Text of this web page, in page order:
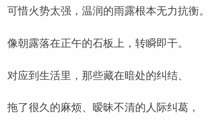
可惜火势太强，温润的雨露根本无力抗衡。
像朝露落在正午的石板上，转瞬即干。
对应到生活里，那些藏在暗处的纠结、
拖了很久的麻烦、暧昧不清的人际纠葛，